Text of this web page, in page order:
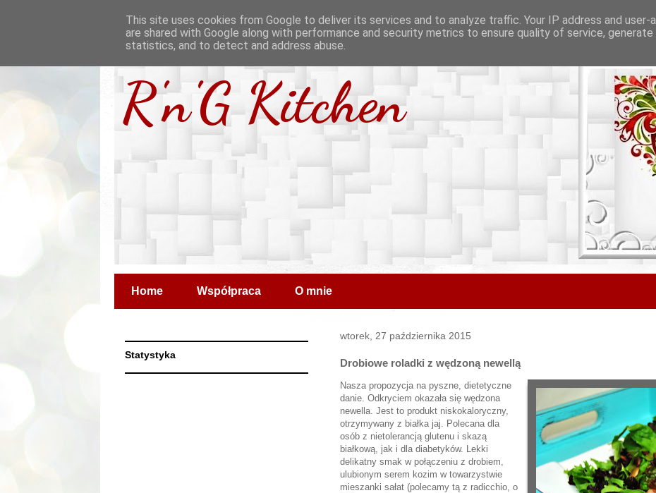
R'n'G Kitchen
Home Współpraca O mnie
wtorek, 27 października 2015
Drobiowe roladki z wędzoną newellą
Nasza propozycja na pyszne, dietetyczne
danie. Odkryciem okazała się wędzona
newella. Jest to produkt niskokaloryczny,
otrzymywany z białka jaj. Polecana dla
osób z nietolerancją glutenu i skazą
białkową, jak i dla diabetyków. Lekki
delikatny smak w połączeniu z drobiem,
ulubionym serem kozim w towarzystwie
mieszanki sałat (polecamy tą z radicchio, o
Statystyka
This site uses cookies from Google to deliver its services and to analyze traffic. Your IP address and user-
are shared with Google along with performance and security metrics to ensure quality of service, generate
statistics, and to detect and address abuse.